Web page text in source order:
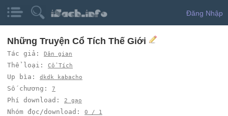
Đăng Nhập
Những Truyện Cổ Tích Thế Giới
Tác giả: Dân gian
Thể loại: Cổ Tích
Up bìa: dkdk kabacho
Số chương: 7
Phí download: 2 gạo
Nhóm đọc/download: 0 / 1